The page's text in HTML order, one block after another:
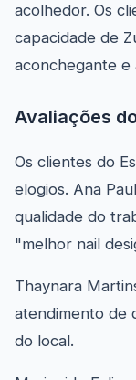
acolhedor. Os
capacidade de
aconchegante e
Avaliações
Os clientes do
elogios. Ana
qualidade do
"melhor nail
Thaynara
atendimento de
do local.